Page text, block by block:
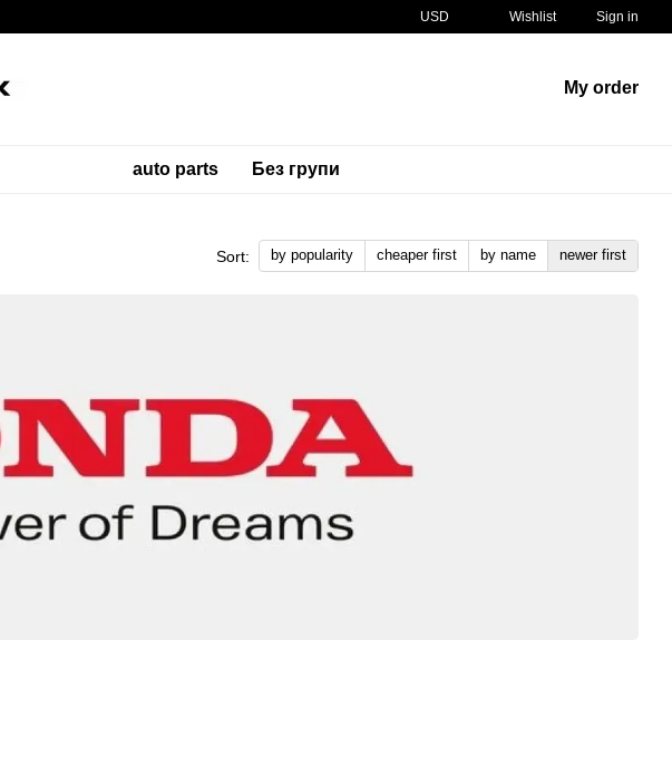
USD Wishlist Sign in
My order
auto parts Без групи
Sort: by popularity cheaper first by name newer first